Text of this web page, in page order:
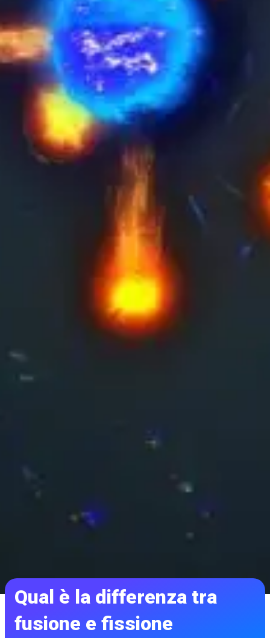
Qual è la differenza tra
fusione e fissione